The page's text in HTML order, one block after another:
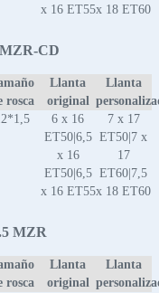
x 16 ET55x 18 ET60
CD
rosca
Llanta
original
Llanta
6 x 16
ET50|6,5
x 16
ET50|6,5
x 16 ET55
7 x 17
ET50|7 x
17
ET60|7,5
x 18 ET60
MZR
rosca
Llanta
original
Llanta